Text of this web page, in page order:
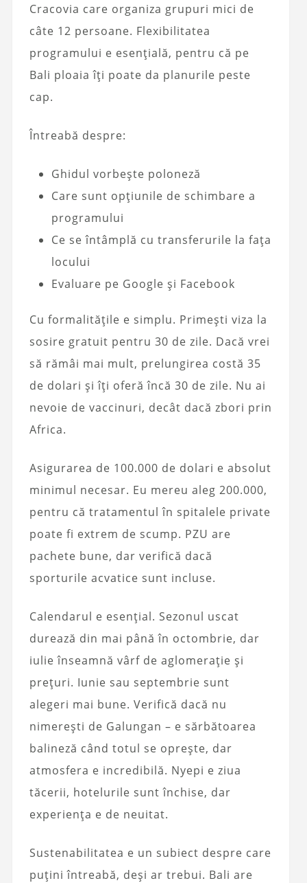
Cracovia care organiza grupuri mici de
câte 12 persoane. Flexibilitatea
programului e esențială, pentru că pe
Bali ploaia îți poate da planurile peste
cap.
Întreabă despre:
Ghidul vorbește poloneză
Care sunt opțiunile de schimbare a
programului
Ce se întâmplă cu transferurile la fața
locului
Evaluare pe Google și Facebook
Cu formalitățile e simplu. Primești viza la
sosire gratuit pentru 30 de zile. Dacă vrei
să rămâi mai mult, prelungirea costă 35
de dolari și îți oferă încă 30 de zile. Nu ai
nevoie de vaccinuri, decât dacă zbori prin
Africa.
Asigurarea de 100.000 de dolari e absolut
minimul necesar. Eu mereu aleg 200.000,
pentru că tratamentul în spitalele private
poate fi extrem de scump. PZU are
pachete bune, dar verifică dacă
sporturile acvatice sunt incluse.
Calendarul e esențial. Sezonul uscat
durează din mai până în octombrie, dar
iulie înseamnă vârf de aglomerație și
prețuri. Iunie sau septembrie sunt
alegeri mai bune. Verifică dacă nu
nimerești de Galungan – e sărbătoarea
balineză când totul se oprește, dar
atmosfera e incredibilă. Nyepi e ziua
tăcerii, hotelurile sunt închise, dar
experiența e de neuitat.
Sustenabilitatea e un subiect despre care
puțini întreabă, deși ar trebui. Bali are